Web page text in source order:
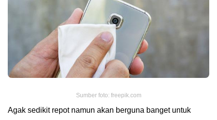
Sumber foto: freepik.com
Agak sedikit repot namun akan berguna banget untuk